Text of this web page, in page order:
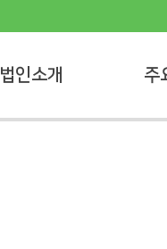
법인소개 주